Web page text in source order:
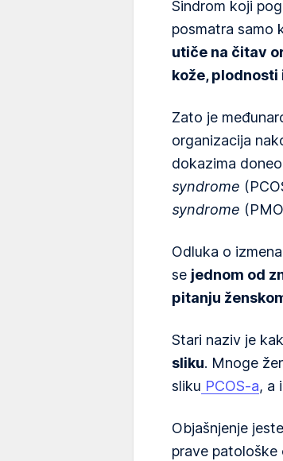
Sindrom koji
posmatra samo
utiče na čitav
kože,
Zato je
organizacija
dokazima
syndrome
syndrome
Odluka o
se jednom od
pitanju
Stari naziv je
sliku. Mnoge
sliku PCOS-a, a
Objašnjenje
prave patološke